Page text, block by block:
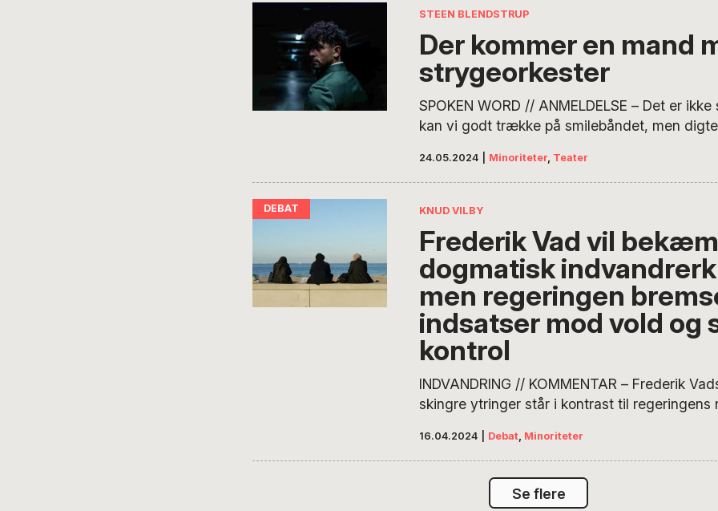
STEEN BLENDSTRUP
Der kommer en mand
strygeorkester
SPOKEN WORD // ANMELDELSE – Det er
kan vi godt trække på smilebåndet, men
er ude i alvorligt ærinde. Hvis vi overlever i
kan opleves på Nørrebro Teater, er talte
hvad tænker Mazen så på? Først…
24.05.2024 Minoriteter, Teater
KNUD VILBY
Frederik Vad vil
dogmatisk
men regeringen
indsatser mod vold og
kontrol
INDVANDRING // KOMMENTAR – Frederik
skingre ytringer står i kontrast til regeringens
fremhæver som vigtige, skriver Knud Vilby.
flygtninge til Danmark, og flere og flere
efterkommere er i arbejde. I nogle – men ikke
indvandrermiljøer er der…
16.04.2024 Debat, Minoriteter
Se flere